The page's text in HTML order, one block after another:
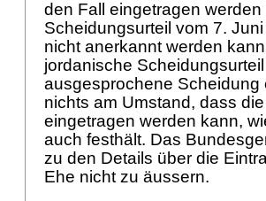
den Fall eingetragen
Scheidungsurteil vom 7.
nicht anerkannt werden
jordanische
ausgesprochene
nichts am Umstand, dass
eingetragen werden kann,
auch festhält. Das
zu den Details über die
Ehe nicht zu äussern.